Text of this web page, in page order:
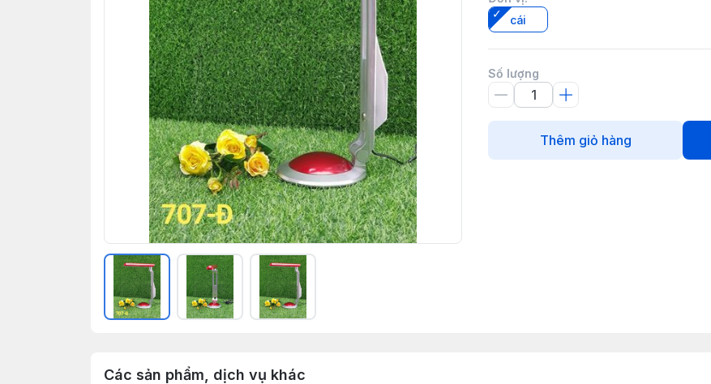
cái
Số lượng
Thêm giỏ hàng
Các sản phẩm, dịch vụ khác